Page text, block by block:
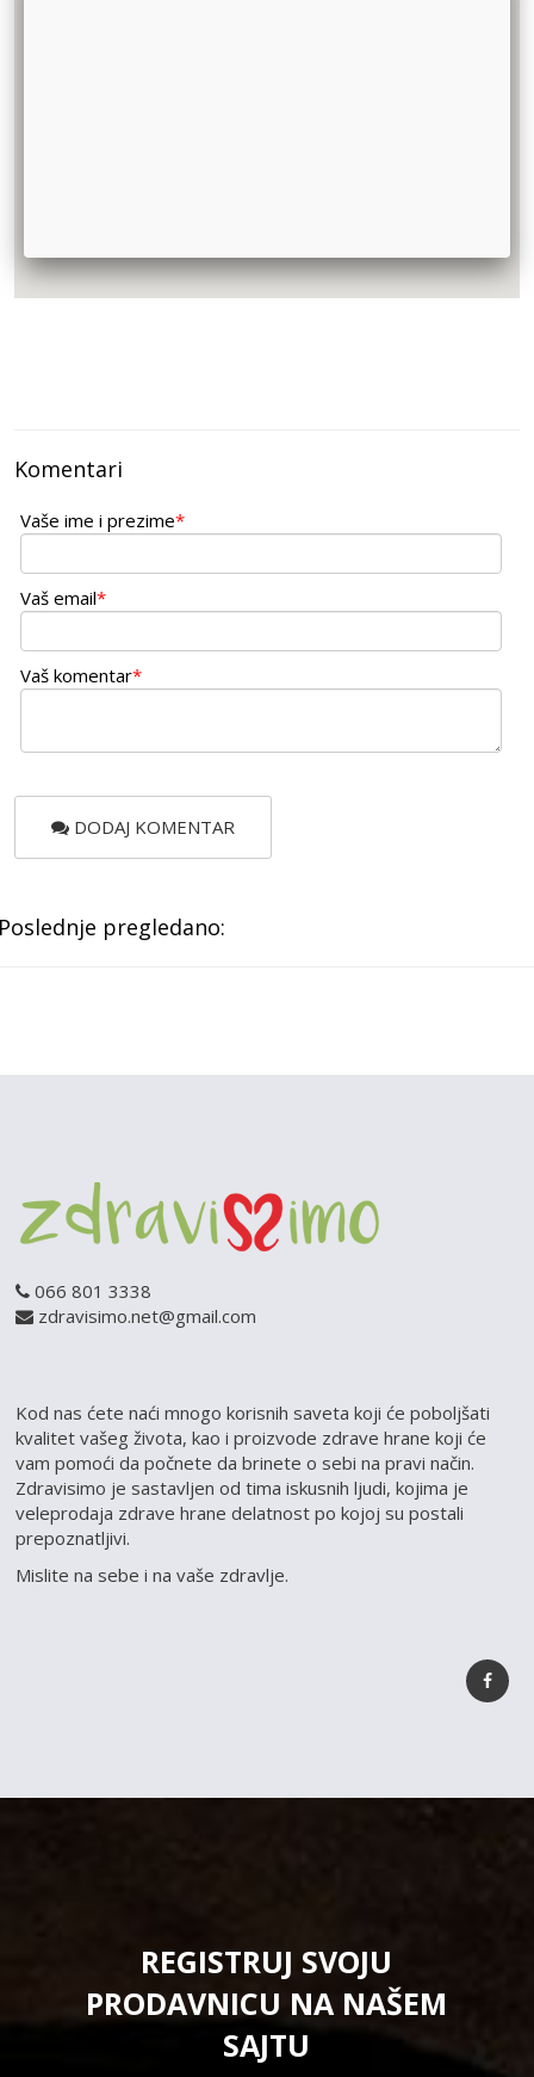
Komentari
Vaše ime i prezime*
Vaš email*
Vaš komentar*
DODAJ KOMENTAR
pregledano:
066 801 3338
zdravisimo.net@gmail.com
Kod nas ćete naći mnogo korisnih saveta koji će poboljšati
kvalitet vašeg života, kao i proizvode zdrave hrane koji će
vam pomoći da počnete da brinete o sebi na pravi način.
Zdravisimo je sastavljen od tima iskusnih ljudi, kojima je
veleprodaja zdrave hrane delatnost po kojoj su postali
prepoznatljivi.
Mislite na sebe i na vaše zdravlje.
REGISTRUJ SVOJU
PRODAVNICU NA NAŠEM
SAJTU